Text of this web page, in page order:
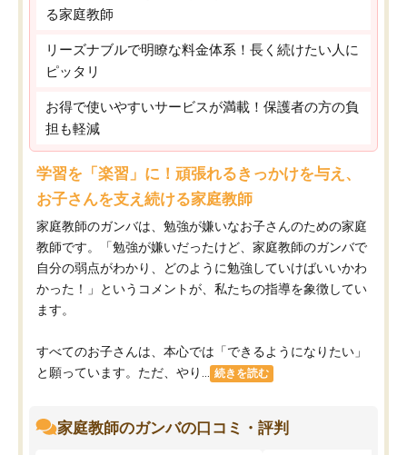
る家庭教師
リーズナブルで明瞭な料金体系！長く続けたい人に
ピッタリ
お得で使いやすいサービスが満載！保護者の方の負
担も軽減
学習を「楽習」に！頑張れるきっかけを与え、
お子さんを支え続ける家庭教師
家庭教師のガンバは、勉強が嫌いなお子さんのための家庭
教師です。「勉強が嫌いだったけど、家庭教師のガンバで
自分の弱点がわかり、どのように勉強していけばいいかわ
かった！」というコメントが、私たちの指導を象徴してい
ます。
すべてのお子さんは、本心では「できるようになりたい」
と願っています。ただ、やり...
続きを読む
家庭教師のガンバの口コミ・評判